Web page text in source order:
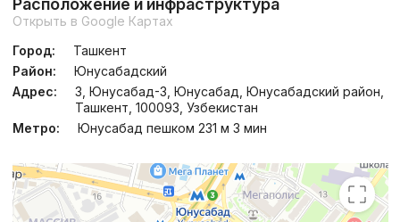
Расположение и инфраструктура
Открыть в Google Картах
Город:
Ташкент
Район:
Юнусабадский
Адрес:
3, Юнусабад-3, Юнусабад, Юнусабадский район,
Ташкент, 100093, Узбекистан
Метро:
Юнусабад пешком 231 м 3 мин